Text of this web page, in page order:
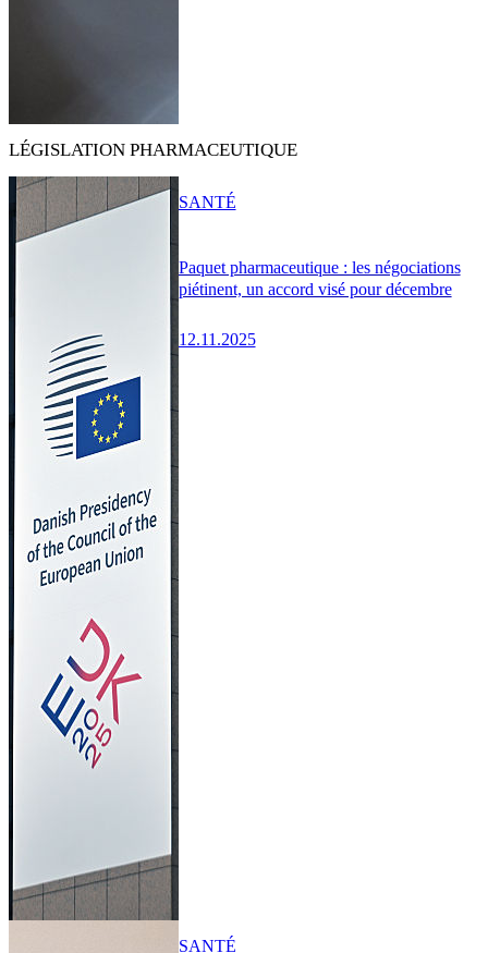
LÉGISLATION PHARMACEUTIQUE
Paquet pharmaceutique : les négociations
piétinent, un accord visé pour décembre
12.11.2025
SANTÉ
SANTÉ